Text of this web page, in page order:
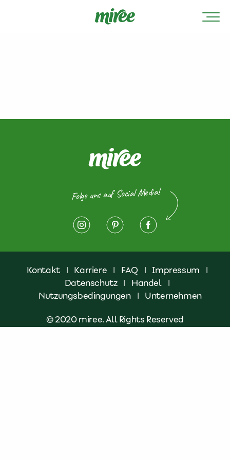
Folge uns auf Social Media!
Kontakt | Karriere | FAQ | Impressum
|
Datenschutz | Handel
|
Nutzungsbedingungen
| Unternehmen
© 2020 miree. All Rights Reserved